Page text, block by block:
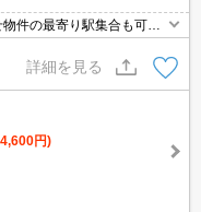
件の最寄り駅集合も可能
店ではクレジット決済が可
すよ♪詳細を見る
円)